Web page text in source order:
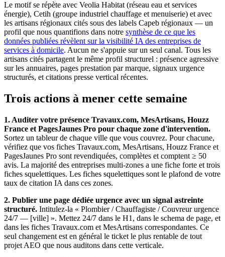
Le motif se répète avec Veolia Habitat (réseau eau et services
énergie), Cetih (groupe industriel chauffage et menuiserie) et avec
les artisans régionaux cités sous des labels Capeb régionaux — un
profil que nous quantifions dans notre synthèse de ce que les
données publiées révèlent sur la visibilité IA des entreprises de
services à domicile. Aucun ne s'appuie sur un seul canal. Tous les
artisans cités partagent le même profil structurel : présence agressive
sur les annuaires, pages prestation par marque, signaux urgence
structurés, et citations presse vertical récentes.
Trois actions à mener cette semaine
1. Auditer votre présence Travaux.com, MesArtisans, Houzz
France et PagesJaunes Pro pour chaque zone d'intervention.
Sortez un tableur de chaque ville que vous couvrez. Pour chacune,
vérifiez que vos fiches Travaux.com, MesArtisans, Houzz France et
PagesJaunes Pro sont revendiquées, complètes et comptent ≥ 50
avis. La majorité des entreprises multi-zones a une fiche forte et trois
fiches squelettiques. Les fiches squelettiques sont le plafond de votre
taux de citation IA dans ces zones.
2. Publier une page dédiée urgence avec un signal astreinte
structuré. Intitulez-la « Plombier / Chauffagiste / Couvreur urgence
24/7 — [ville] ». Mettez 24/7 dans le H1, dans le schema de page, et
dans les fiches Travaux.com et MesArtisans correspondantes. Ce
seul changement est en général le ticket le plus rentable de tout
projet AEO que nous auditons dans cette verticale.